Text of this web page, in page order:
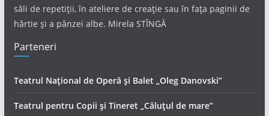
săli de repetiții, în ateliere de creație sau în fața paginii de
hârtie și a pânzei albe. Mirela STÎNGĂ
Parteneri
Teatrul Național de Operă și Balet „Oleg Danovski”
Teatrul pentru Copii și Tineret „Căluțul de mare”